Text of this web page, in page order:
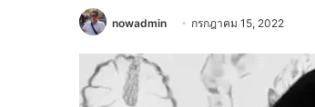
nowadmin กรกฎาคม 15, 2022